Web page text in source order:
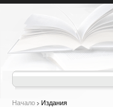
Начало Издания